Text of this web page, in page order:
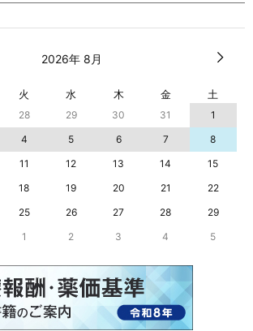
2026年 8月
火 水 木 金 土
28 29 30 31
1
4 5 6 7
8
11 12 13 14
15
18 19 20 21
22
25 26 27 28
29
1 2 3 4 5